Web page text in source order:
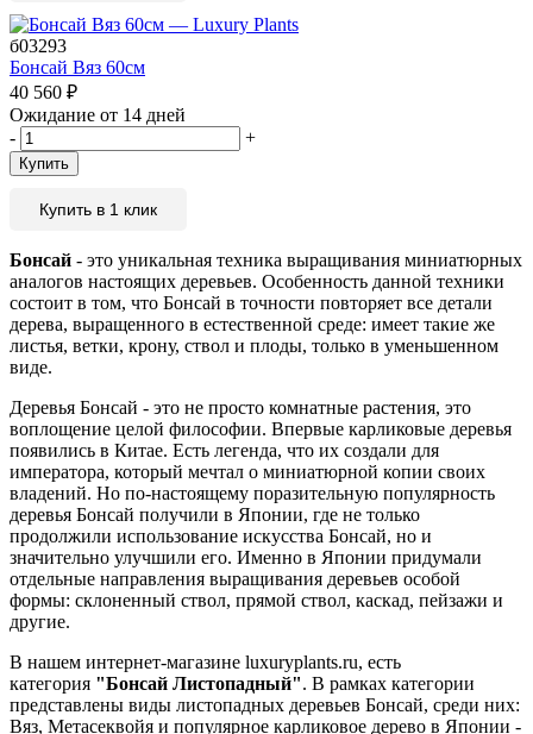
б03293
Бонсай Вяз 60см
40 560 ₽
Ожидание от 14 дней
-
+
Купить
Купить в 1 клик
Бонсай - это уникальная техника выращивания миниатюрных
аналогов настоящих деревьев. Особенность данной техники
состоит в том, что Бонсай в точности повторяет все детали
дерева, выращенного в естественной среде: имеет такие же
листья, ветки, крону, ствол и плоды, только в уменьшенном
виде.
Деревья Бонсай - это не просто комнатные растения, это
воплощение целой философии. Впервые карликовые деревья
появились в Китае. Есть легенда, что их создали для
императора, который мечтал о миниатюрной копии своих
владений. Но по-настоящему поразительную популярность
деревья Бонсай получили в Японии, где не только
продолжили использование искусства Бонсай, но и
значительно улучшили его. Именно в Японии придумали
отдельные направления выращивания деревьев особой
формы: склоненный ствол, прямой ствол, каскад, пейзажи и
другие.
В нашем интернет-магазине luxuryplants.ru, есть
категория "Бонсай Листопадный". В рамках категории
представлены виды листопадных деревьев Бонсай, среди них:
Вяз, Метасеквойя и популярное карликовое дерево в Японии -